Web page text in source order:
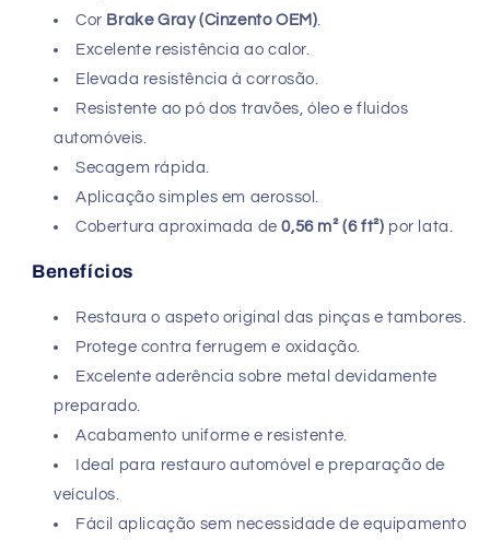
Cor Brake Gray (Cinzento OEM)
Excelente resistência ao calor.
Elevada resistência à corrosão.
Resistente ao pó dos travões, óleo e fluidos
automóveis.
Secagem rápida.
Aplicação simples em aerossol.
Cobertura aproximada de0,56 m² (6 ft²) por lata.
Benefícios
Restaura o aspeto original das pinças e tambores.
Protege contra ferrugem e oxidação.
Excelente aderência sobre metal devidamente
preparado.
Acabamento uniforme e resistente.
Ideal para restauro automóvel e preparação de
veículos.
Fácil aplicação sem necessidade de equipamento